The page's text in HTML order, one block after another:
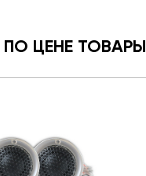
ЦЕНЕ ТОВАРЫ